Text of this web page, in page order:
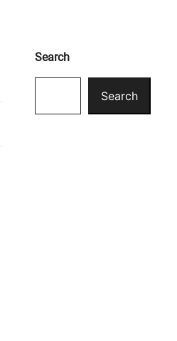
Search
Search